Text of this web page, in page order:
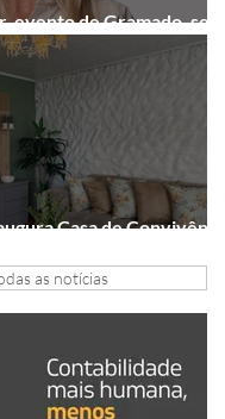
evento de Gramado, será
formato digital
Casa de Convivência
as notícias